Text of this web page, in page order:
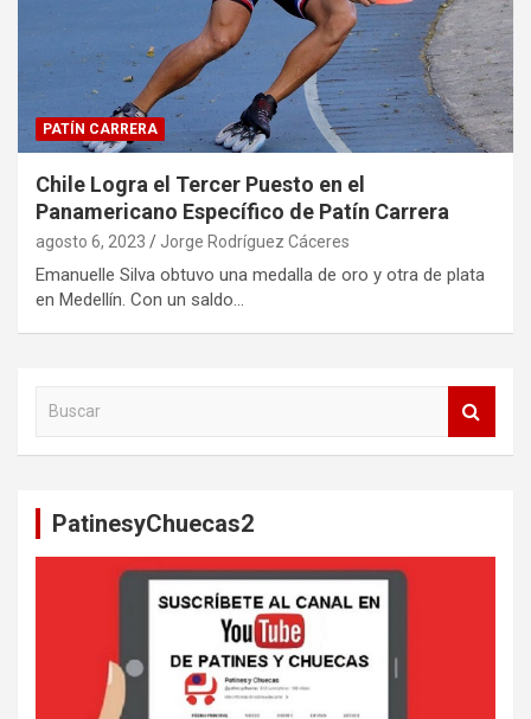
PATÍN CARRERA
Chile Logra el Tercer Puesto en el
Panamericano Específico de Patín Carrera
agosto 6, 2023 Jorge Rodríguez Cáceres
Emanuelle Silva obtuvo una medalla de oro y otra de plata
en Medellín. Con un saldo…
PatinesyChuecas2